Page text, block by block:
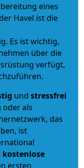
eines
Havel ist die
Es ist wichtig,
über die
verfügt,
und stressfrei
oder als
das
ist
kostenlose
ersten